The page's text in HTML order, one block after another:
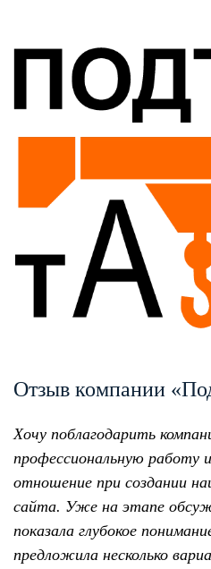
Отзыв компании
Хочу поблагодарить
профессиональную работу
отношение при создании
сайта. Уже на этапе
показала глубокое
предложила несколько